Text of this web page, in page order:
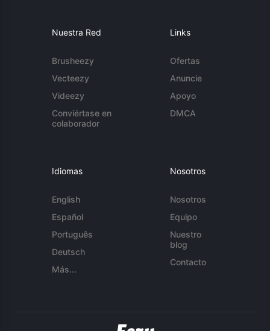
Nuestra Red
Brusheezy
Vecteezy
Videezy
Conviértase en
colaborador
Links
Ofertas
Anuncie
Apoyo
DMCA
Idiomas
English
Español
Português
Deutsch
Más...
Nosotros
Nosotros
Equipo
Nuestro
blog
Contacto